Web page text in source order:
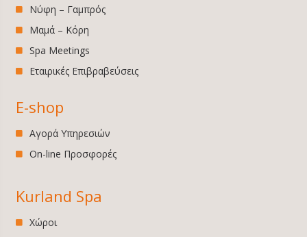
Νύφη – Γαμπρός
Μαμά – Κόρη
Spa Meetings
Εταιρικές Επιβραβεύσεις
E-shop
Αγορά Υπηρεσιών
On-line Προσφορές
Kurland Spa
Χώροι